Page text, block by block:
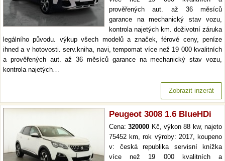
prověřených aut. až 36 měsíců
garance na mechanický stav vozu,
kontrola najetých km. doživotní záruka
legálního původu. výkup všech modelů a značek, férové ceny, peníze
ihned a v hotovosti. serv.kniha, navi, tempomat více než 19 000 kvalitních
a prověřených aut. až 36 měsíců garance na mechanický stav vozu,
kontrola najetých…
Zobrazit inzerát
Peugeot 3008 1.6 BlueHDi
Cena:320000 Kč, výkon 88 kw, najeto
75452 km, rok výroby: 2017, koupeno
v: česká republika servisní knížka
více než 19 000 kvalitních a